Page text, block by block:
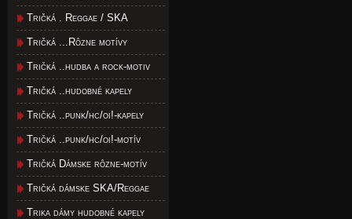
Tričká . Reggae / SKA
Tričká ...Rôzne motívy
Tričká ..hudba a rock-motiv
Tričká ..hudobné kapely
Tričká ..punk/hc/oi!-kapely
Tričká ..punk/hc/oi!-motív
Tričká Dámske rôzne-motív
Tričká dámske SKA/Reggae
Trika dámy hudobné kapely